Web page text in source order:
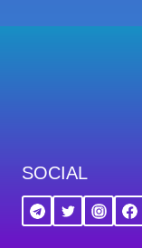
SOCIAL